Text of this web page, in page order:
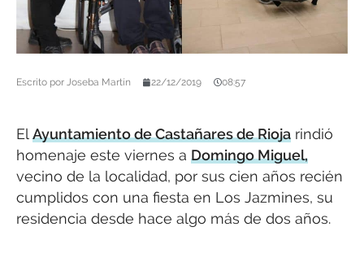
Escrito por Joseba Martín 22/12/2019 08:57
El Ayuntamiento de Castañares de Rioja rindió
homenaje este viernes a Domingo Miguel,
vecino de la localidad, por sus cien años recién
cumplidos con una fiesta en Los Jazmines, su
residencia desde hace algo más de dos años.